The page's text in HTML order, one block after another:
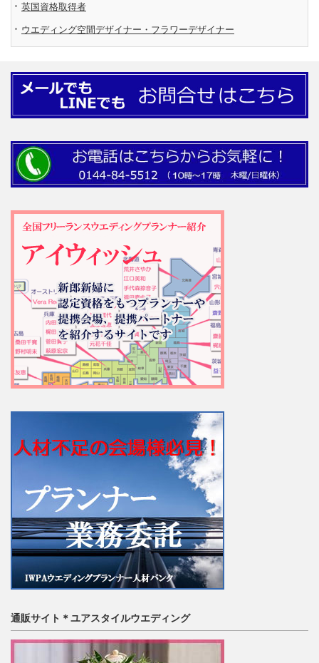
英国資格取得者
ウエディング空間デザイナー・フラワーデザイナー
通販サイト＊ユアスタイルウエディング